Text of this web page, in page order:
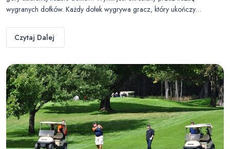
wygranych dołków. Każdy dołek wygrywa gracz, który ukończy…
Czytaj Dalej